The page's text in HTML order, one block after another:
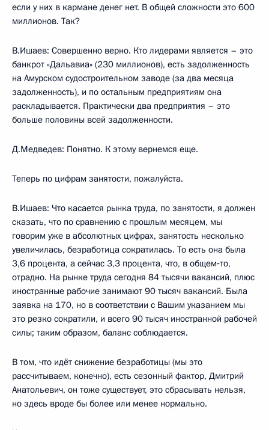
если у них в кармане денег нет. В общей сложности это 600
миллионов. Так?
В.Ишаев: Совершенно верно. Кто лидерами является – это
банкрот «Дальавиа» (230 миллионов), есть задолженность
на Амурском судостроительном заводе (за два месяца
задолженность), и по остальным предприятиям она
раскладывается. Практически два предприятия – это
больше половины всей задолженности.
Д.Медведев: Понятно. К этому вернемся еще.
Теперь по цифрам занятости, пожалуйста.
В.Ишаев: Что касается рынка труда, по занятости, я должен
сказать, что по сравнению с прошлым месяцем, мы
говорим уже в абсолютных цифрах, занятость несколько
увеличилась, безработица сократилась. То есть она была
3,6 процента, а сейчас 3,3 процента, что, в общем‑то,
отрадно. На рынке труда сегодня 84 тысячи вакансий, плюс
иностранные рабочие занимают 90 тысяч вакансий. Была
заявка на 170, но в соответствии с Вашим указанием мы
это резко сократили, и всего 90 тысяч иностранной рабочей
силы; таким образом, баланс соблюдается.
В том, что идёт снижение безработицы (мы это
рассчитываем, конечно), есть сезонный фактор, Дмитрий
Анатольевич, он тоже существует, это сбрасывать нельзя,
но здесь вроде бы более или менее нормально.